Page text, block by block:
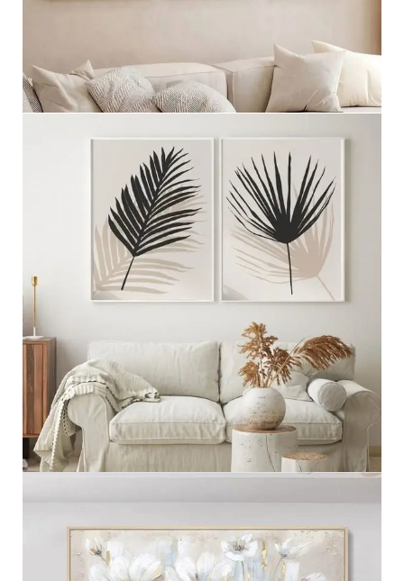
مجموعه ثلاثيه
عرض المزيد
عرض المزيد